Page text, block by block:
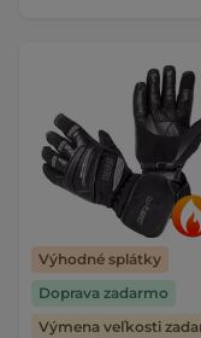
Výhodné splátky
Doprava zadarmo